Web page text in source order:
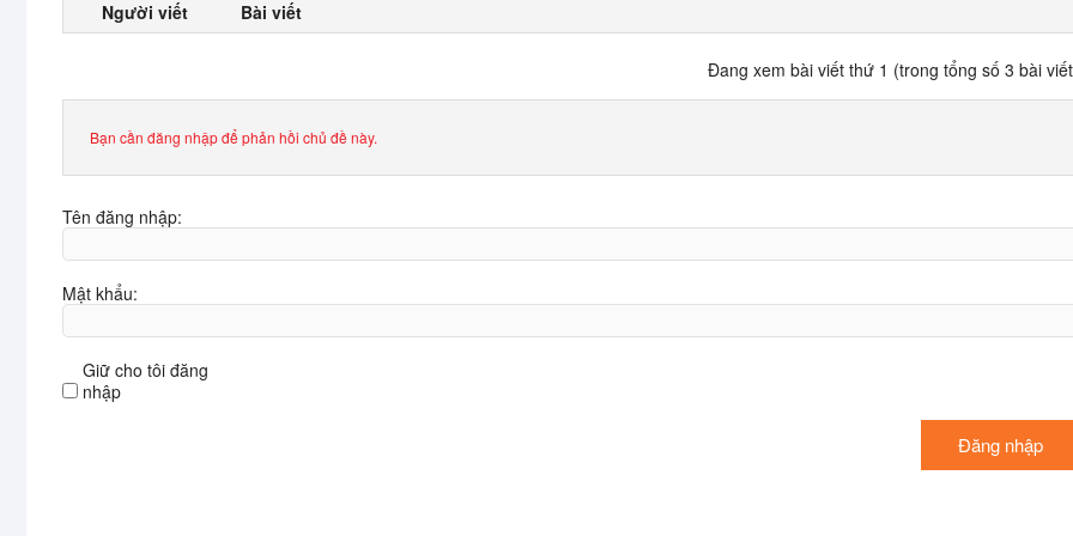
Người viết Bài viết
Đang xem bài viết thứ 1 (trong tổng số 3 bài
Bạn cần đăng nhập để phản hồi chủ đề này.
Tên đăng nhập:
Mật khẩu:
Giữ cho tôi đăng
nhập
Đăng nhập